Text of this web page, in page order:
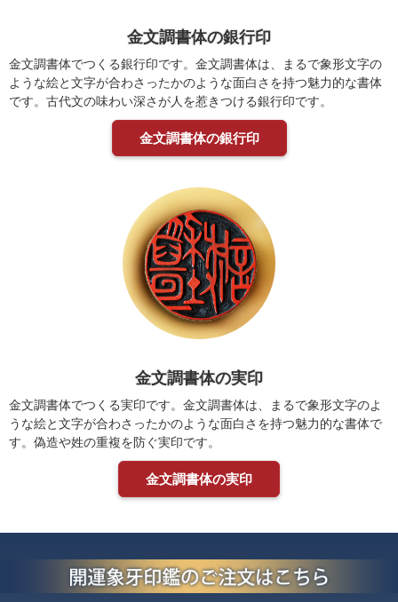
金文調書体の銀行印
金文調書体でつくる銀行印です。金文調書体は、まるで象形文字の
ような絵と文字が合わさったかのような面白さを持つ魅力的な書体
です。古代文の味わい深さが人を惹きつける銀行印です。
金文調書体の銀行印
金文調書体の実印
金文調書体でつくる実印です。金文調書体は、まるで象形文字のよ
うな絵と文字が合わさったかのような面白さを持つ魅力的な書体で
す。偽造や姓の重複を防ぐ実印です。
金文調書体の実印